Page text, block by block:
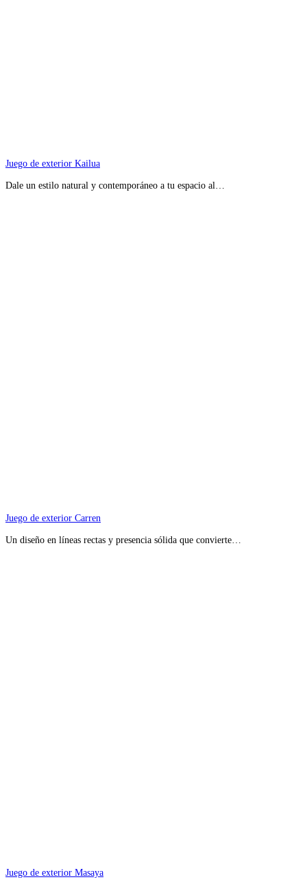
Juego de exterior Kailua
Dale un estilo natural y contemporáneo a tu espacio al…
Juego de exterior Carren
Un diseño en líneas rectas y presencia sólida que convierte…
Juego de exterior Masaya